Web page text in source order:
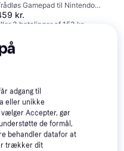
Gamepad til Nintendo
kr.
3 betalinger af 153 kr.
adgang til
eller unikke
Accepter, gør
de formål,
behandler datafor at
trækker dit